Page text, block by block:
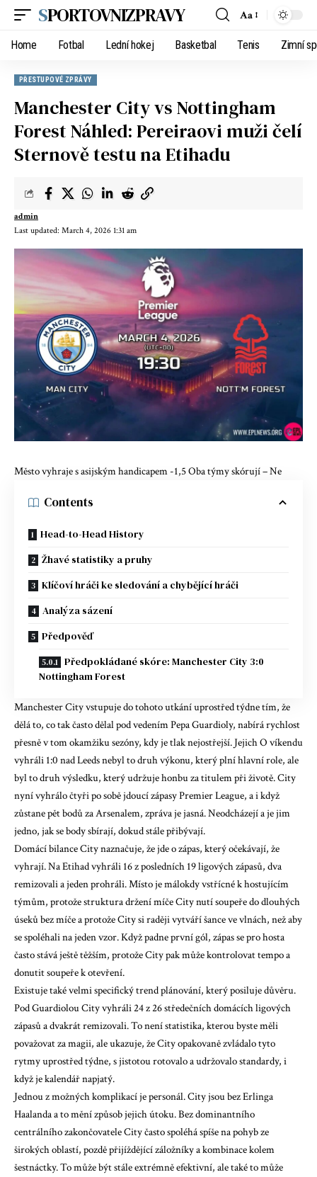
SPORTOVNIZPRAVY Aa
Home Fotbal Lední hokej Basketbal Tenis Zimní
PŘESTUPOVÉ ZPRÁVY
Manchester City vs Nottingham
Forest Náhled: Pereiraovi muži čelí
Sternově testu na Etihadu
Last updated: March 4, 2026 1:31 am
admin
Město vyhraje s asijským handicapem -1,5 Oba týmy skórují – Ne
Contents
Head-to-Head History
Žhavé statistiky a pruhy
Klíčoví hráči ke sledování a chybějící hráči
Analýza sázení
Předpověď
Předpokládané skóre: Manchester City 3:0
Nottingham Forest
Manchester City vstupuje do tohoto utkání uprostřed týdne tím, že
dělá to, co tak často dělal pod vedením Pepa Guardioly, nabírá rychlost
přesně v tom okamžiku sezóny, kdy je tlak nejostřejší. JejichO víkendu
vyhráli 1:0 nad Leedsnebyl to druh výkonu, který plní hlavní role, ale
byl to druh výsledku, který udržuje honbu za titulem při životě. City
nyní vyhrálo čtyři po sobě jdoucí zápasy Premier League, a i když
zůstane pět bodů za Arsenalem, zpráva je jasná. Neodcházejí a je jim
jedno, jak se body sbírají, dokud stále přibývají.
Domácí bilance City naznačuje, že jde o zápas, který očekávají, že
vyhrají. Na Etihad vyhráli 16 z posledních 19 ligových zápasů, dva
remizovali a jeden prohráli. Místo je málokdy vstřícné k hostujícím
týmům, protože struktura držení míče City nutí soupeře do dlouhých
úseků bez míče a protože City si raději vytváří šance ve vlnách, než aby
se spoléhali na jeden vzor. Když padne první gól, zápas se pro hosta
často stává ještě těžším, protože City pak může kontrolovat tempo a
donutit soupeře k otevření.
Existuje také velmi specifický trend plánování, který posiluje důvěru.
Pod Guardiolou City vyhráli 24 z 26 středečních domácích ligových
zápasů a dvakrát remizovali. To není statistika, kterou byste měli
považovat za magii, ale ukazuje, že City opakovaně zvládalo tyto
rytmy uprostřed týdne, s jistotou rotovalo a udržovalo standardy, i
když je kalendář napjatý.
Jednou z možných komplikací je personál. City jsou bez Erlinga
Haalanda a to mění způsob jejich útoku. Bez dominantního
centrálního zakončovatele City často spoléhá spíše na pohyb ze
širokých oblastí, pozdě přijíždějící záložníky a kombinace kolem
šestnáctky. To může být stále extrémně efektivní, ale také to může